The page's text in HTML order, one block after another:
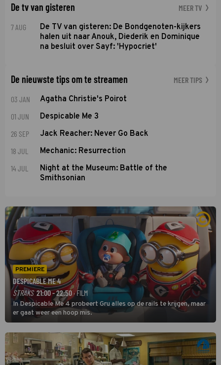
De tv van gisteren MEER TV
7 AUG
De TV van gisteren: De Bondgenoten-kijkers
halen uit naar Anouk, Diederik en Dominique
na besluit over Sayf: 'Hypocriet'
De nieuwste tips om te streamen MEER TIPS
03 JAN Agatha Christie's Poirot
01 JUN Despicable Me 3
26 SEP Jack Reacher: Never Go Back
18 JUL Mechanic: Resurrection
14 JUL
Night at the Museum: Battle of the
Smithsonian
PREMIERE
DESPICABLE ME 4
STRAKS 21:00 - 22:50· FILM
In Despicable Me 4 probeert Gru alles op de rails te krijgen, maar
er gaat weer een hoop mis.